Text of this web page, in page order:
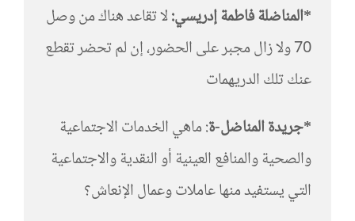
*المناضلة فاطمة إدريسي:لا تقاعد هناك من وصل
70 ولا زال مجبر على الحضور، إن لم تحضر تقطع
عنك تلك الدريهمات
*جريدة المناضل-ة: ماهي الخدمات الاجتماعية
والصحية والمنافع العينية أو النقدية والاجتماعية
التي يستفيد منها عاملات وعمال الإنعاش؟